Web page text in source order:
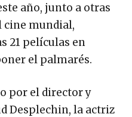
año, junto a otras
cine mundial,
21 películas en
el palmarés.
por el director y
Desplechin, la actriz